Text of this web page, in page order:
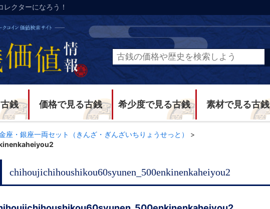
クターになろう！
銭 価格で見る古銭 希少度で見る古銭 素材で見る古銭
座・銀座一両セット（きんざ・ぎんざいちりょうせっと）
>
chihoujichihoushikou60syunen_500enkinenkaheiyou2